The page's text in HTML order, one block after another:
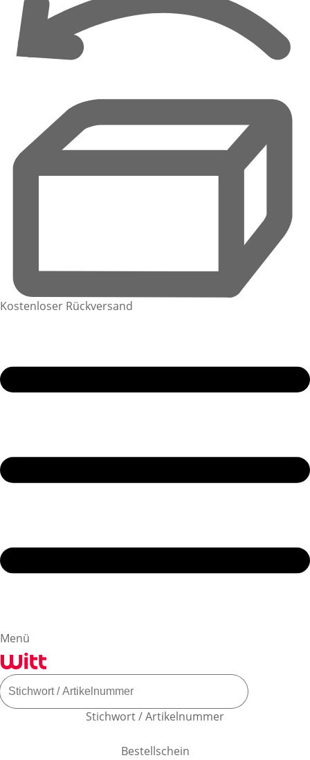
Kostenloser Rückversand
Menü
Stichwort / Artikelnummer
Bestellschein